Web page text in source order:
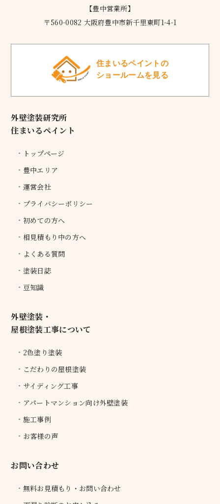
【豊中営業所】
〒560-0082 大阪府豊中市新千里東町1-4-1
住まいるペイントの
ショールームを見る
外壁塗装研究所
住まいるペイント
トップページ
豊中エリア
運営会社
プライバシーポリシー
初めての方へ
相見積もり中の方へ
よくある質問
塗装日誌
豆知識
外壁塗装・
屋根塗装工事について
2色塗り塗装
こだわりの屋根塗装
サイディング工事
アパートマンション向け外壁塗装
施工事例
お客様の声
お問い合わせ
無料お見積もり・お問い合わせ